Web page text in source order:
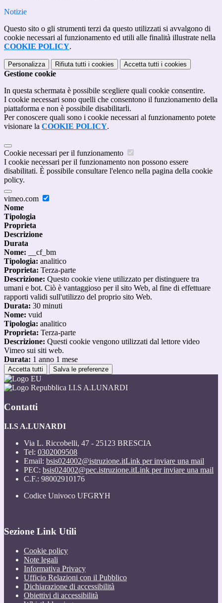
Notizie
Questo sito o gli strumenti terzi da questo utilizzati si avvalgono di
cookie necessari al funzionamento ed utili alle finalità illustrate nella
COOKIE POLICY.
Personalizza Rifiuta tutti i cookies Accetta tutti i cookies
Gestione cookie
In questa schermata è possibile scegliere quali cookie consentire.
I cookie necessari sono quelli che consentono il funzionamento della
piattaforma e non è possibile disabilitarli.
Per conoscere quali sono i cookie necessari al funzionamento potete
visionare la COOKIE POLICY.
Cookie necessari per il funzionamento
I cookie necessari per il funzionamento non possono essere
disabilitati. È possibile consultare l'elenco nella pagina della cookie
policy.
vimeo.com
Nome
Tipologia
Proprieta
Descrizione
Durata
Nome: __cf_bm
Tipologia: analitico
Proprieta: Terza-parte
Descrizione: Questo cookie viene utilizzato per distinguere tra
umani e bot. Ciò è vantaggioso per il sito Web, al fine di effettuare
rapporti validi sull'utilizzo del proprio sito Web.
Durata: 30 minuti
Nome: vuid
Tipologia: analitico
Proprieta: Terza-parte
Descrizione: Questi cookie vengono utilizzati dal lettore video
Vimeo sui siti web.
Durata: 1 anno 1 mese
Accetta tutti Salva le preferenze
I.I.S A.LUNARDI
Contatti
I.I.S A.LUNARDI
Via L. Riccobelli, 47 - 25123 BRESCIA
Tel: 0302009508
Email: bsis024002@istruzione.itLink per inviare una mail
PEC: bsis024002@pec.istruzione.itLink per inviare una mail
C.F.: 98002910176
Codice Univoco UFGRYH
Sezione Link Utili
Cookie policy
Note legali
Informativa Privacy
Ufficio Relazioni con il Pubblico
Dichiarazione di accessibilità
Obiettivi di accessibilità